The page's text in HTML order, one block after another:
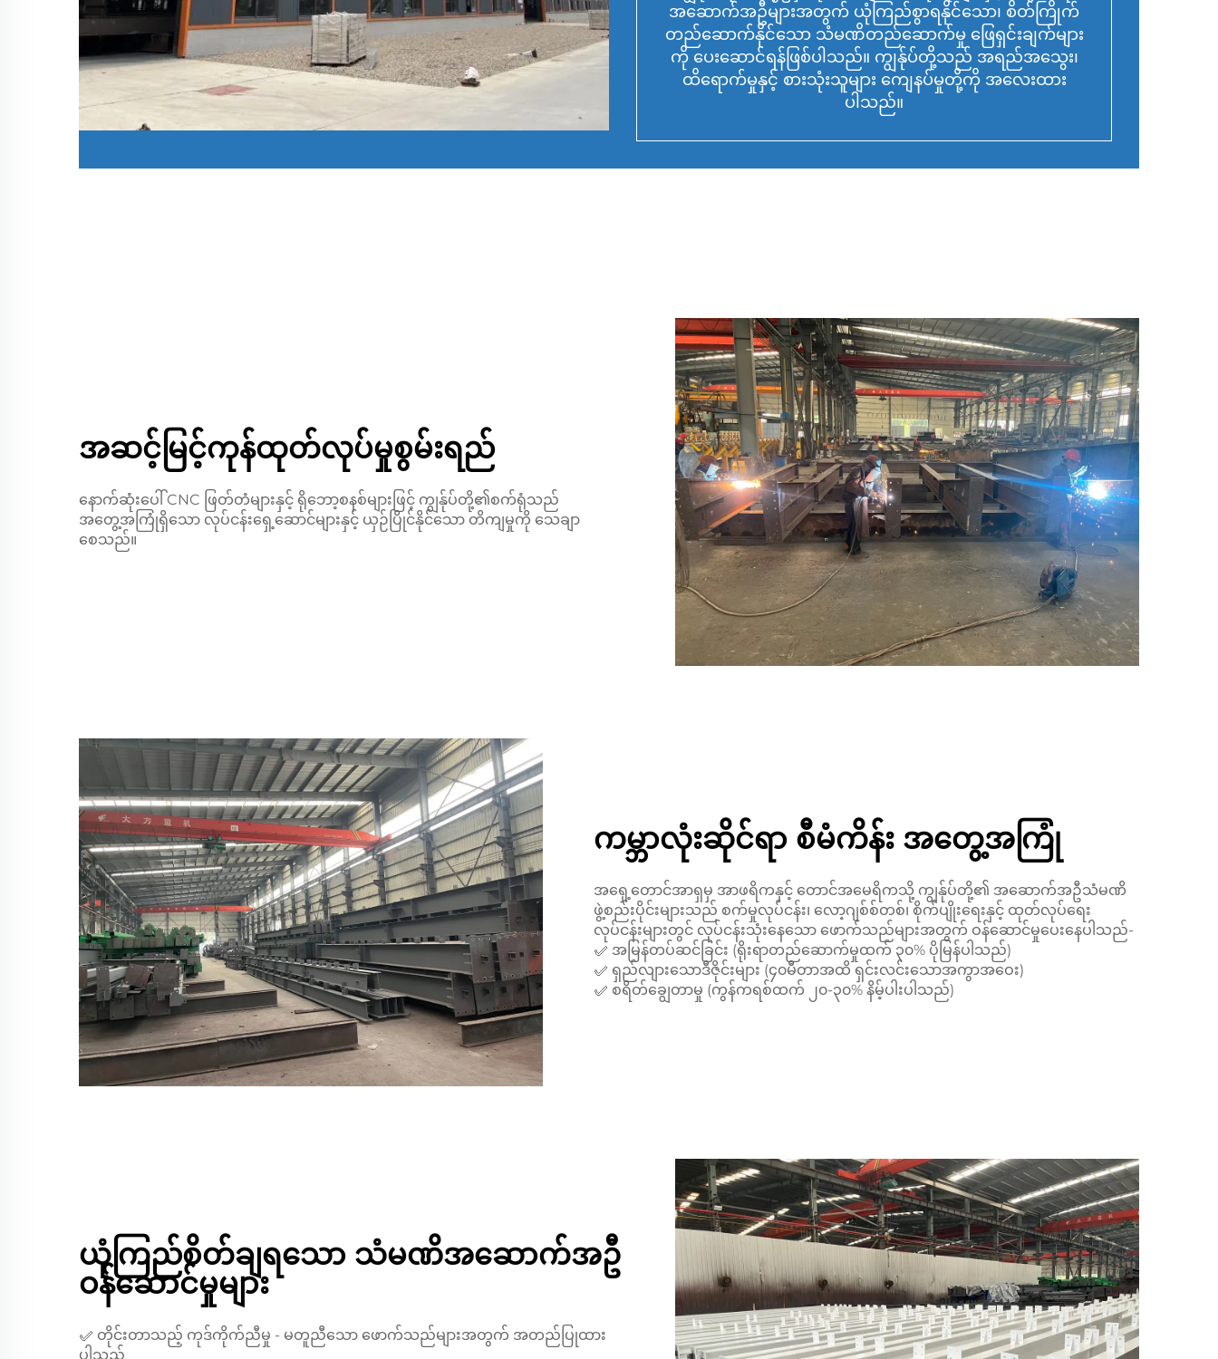
အဆောက်အဦများအတွက် ယုံကြည်စွာရနိုင်သော၊ စိတ်ကြိုက်
တည်ဆောက်နိုင်သော သံမဏိတည်ဆောက်မှု ဖြေရှင်းချက်များ
ကို ပေးဆောင်ရန်ဖြစ်ပါသည်။ ကျွန်ုပ်တို့သည် အရည်အသွေး၊
ထိရောက်မှုနှင့် စားသုံးသူများ ကျေနပ်မှုတို့ကို အလေးထား
ပါသည်။
အဆင့်မြင့်ကုန်ထုတ်လုပ်မှုစွမ်းရည်
နောက်ဆုံးပေါ် CNC ဖြတ်တံများနှင့် ရိုဘော့စနစ်များဖြင့် ကျွန်ုပ်တို့၏စက်ရုံသည်
အတွေ့အကြုံရှိသော လုပ်ငန်းရှေ့ဆောင်များနှင့် ယှဉ်ပြိုင်နိုင်သော တိကျမှုကို သေချာ
စေသည်။
ကမ္ဘာလုံးဆိုင်ရာ စီမံကိန်း အတွေ့အကြုံ
အရှေ့တောင်အာရှမှ အာဖရိကနှင့် တောင်အမေရိကသို့ ကျွန်ုပ်တို့၏ အဆောက်အဦသံမဏိ
ဖွဲ့စည်းပိုင်းများသည် စက်မှုလုပ်ငန်း၊ လော့ဂျစ်စ်တစ်၊ စိုက်ပျိုးရေးနှင့် ထုတ်လုပ်ရေး
လုပ်ငန်းများတွင် လုပ်ငန်းသုံးနေသော ဖောက်သည်များအတွက် ဝန်ဆောင်မှုပေးနေပါသည်-
✅ အမြန်တပ်ဆင်ခြင်း (ရိုးရာတည်ဆောက်မှုထက် ၃၀% ပိုမြန်ပါသည်)
✅ ရှည်လျားသောဒီဇိုင်းများ (၄၀မီတာအထိ ရှင်းလင်းသောအကွာအဝေး)
✅ စရိတ်ချွေတာမှု (ကွန်ကရစ်ထက် ၂၀-၃၀% နိမ့်ပါးပါသည်)
ယုံကြည်စိတ်ချရသော သံမဏိအဆောက်အဦ
ဝန်ဆောင်မှုများ
✅ တိုင်းတာသည့် ကုဒ်ကိုက်ညီမှု - မတူညီသော ဖောက်သည်များအတွက် အတည်ပြုထား
ပါသည်